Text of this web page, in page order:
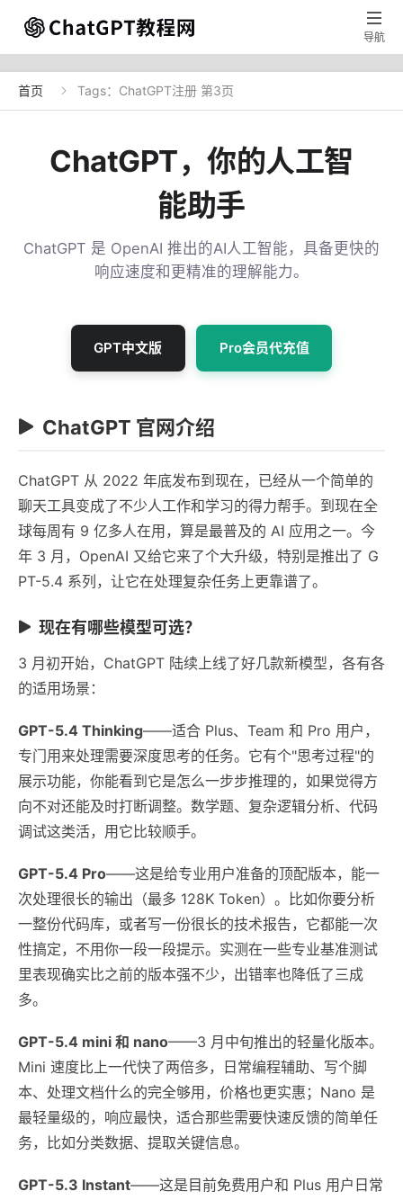

导航
首页  Tags：ChatGPT注册 第3页
ChatGPT，你的人工智
能助手
ChatGPT 是 OpenAI 推出的AI人工智能，具备更快的
响应速度和更精准的理解能力。
GPT中文版 Pro会员代充值
ChatGPT 官网介绍
ChatGPT 从 2022 年底发布到现在，已经从一个简单的
聊天工具变成了不少人工作和学习的得力帮手。到现在全
球每周有 9 亿多人在用，算是最普及的 AI 应用之一。今
年 3 月，OpenAI 又给它来了个大升级，特别是推出了 G
PT-5.4 系列，让它在处理复杂任务上更靠谱了。
现在有哪些模型可选？
3 月初开始，ChatGPT 陆续上线了好几款新模型，各有各
的适用场景：
GPT-5.4 Thinking——适合 Plus、Team 和 Pro 用户，
专门用来处理需要深度思考的任务。它有个"思考过程"的
展示功能，你能看到它是怎么一步步推理的，如果觉得方
向不对还能及时打断调整。数学题、复杂逻辑分析、代码
调试这类活，用它比较顺手。
GPT-5.4 Pro——这是给专业用户准备的顶配版本，能一
次处理很长的输出（最多 128K Token）。比如你要分析
一整份代码库，或者写一份很长的技术报告，它都能一次
性搞定，不用你一段一段提示。实测在一些专业基准测试
里表现确实比之前的版本强不少，出错率也降低了三成
多。
GPT-5.4 mini 和 nano——3 月中旬推出的轻量化版本。
Mini 速度比上一代快了两倍多，日常编程辅助、写个脚
本、处理文档什么的完全够用，价格也更实惠；Nano 是
最轻量级的，响应最快，适合那些需要快速反馈的简单任
务，比如分类数据、提取关键信息。
GPT-5.3 Instant——这是目前免费用户和 Plus 用户日常